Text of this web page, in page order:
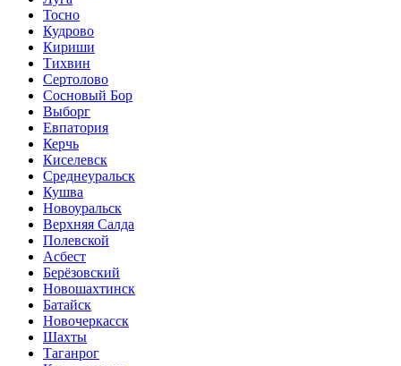
Тосно
Кудрово
Кириши
Тихвин
Сертолово
Сосновый Бор
Выборг
Евпатория
Керчь
Киселевск
Среднеуральск
Кушва
Новоуральск
Верхняя Салда
Полевской
Асбест
Берёзовский
Новошахтинск
Батайск
Новочеркасск
Шахты
Таганрог